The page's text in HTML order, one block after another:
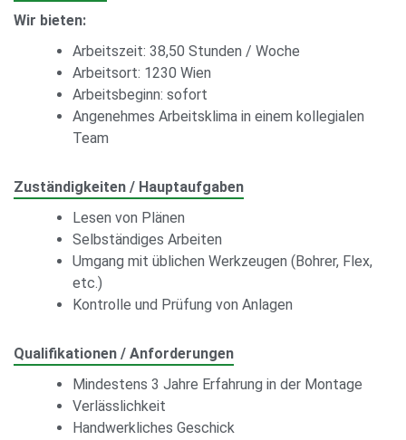
Wir bieten:
Arbeitszeit: 38,50 Stunden / Woche
Arbeitsort: 1230 Wien
Arbeitsbeginn: sofort
Angenehmes Arbeitsklima in einem kollegialen
Team
Zuständigkeiten / Hauptaufgaben
Lesen von Plänen
Selbständiges Arbeiten
Umgang mit üblichen Werkzeugen (Bohrer, Flex,
etc.)
Kontrolle und Prüfung von Anlagen
Qualifikationen / Anforderungen
Mindestens 3 Jahre Erfahrung in der Montage
Verlässlichkeit
Handwerkliches Geschick